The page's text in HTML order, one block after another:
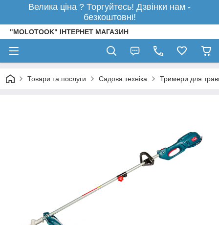
Велика ціна ? Торгуйтесь! Дзвінки нам -
безкоштовні!
"MOLOTOOK" ІНТЕРНЕТ МАГАЗИН
Товари та послуги Садова техніка Тримери для